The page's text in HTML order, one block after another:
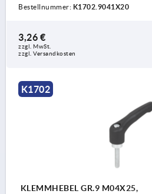
Bestellnummer: K1702.9041X20
3,26 €
zzgl. MwSt.
zzgl. Versandkosten
K1702
KLEMMHEBEL GR.9 M04X25,